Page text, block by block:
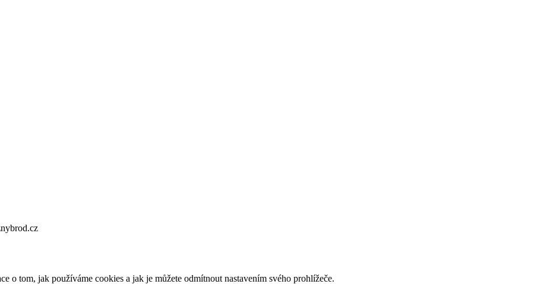
o tom, jak používáme cookies a jak je můžete odmítnout nastavením svého prohlížeče.